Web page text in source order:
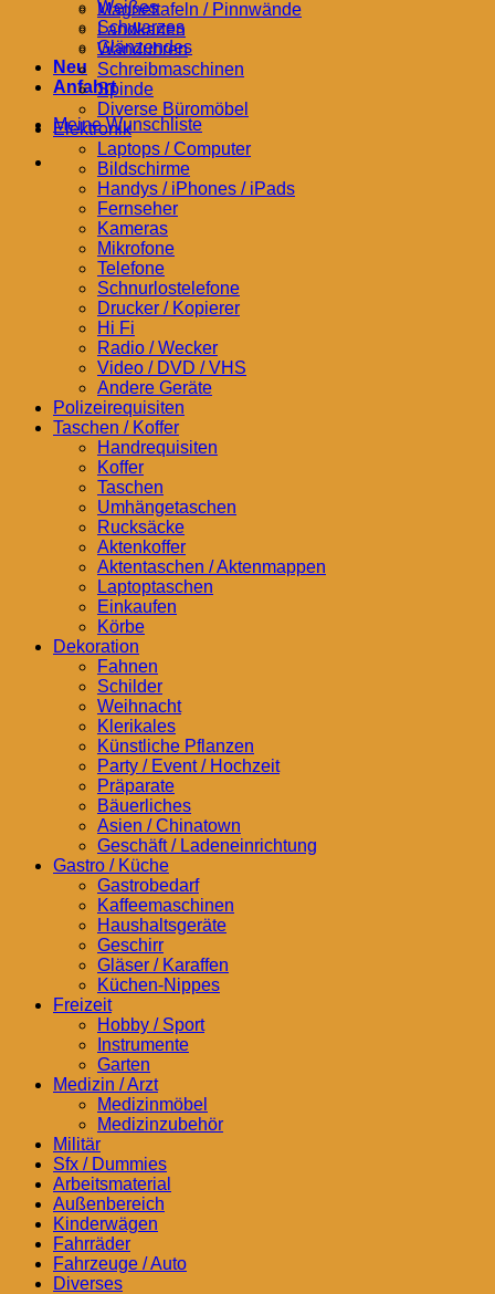
Weißes
Schwarzes
Glänzendes
Neu
Anfahrt
Meine Wunschliste
Magnettafeln / Pinnwände
Landkarten
Wanduhren
Schreibmaschinen
Spinde
Diverse Büromöbel
Elektronik
Laptops / Computer
Bildschirme
Handys / iPhones / iPads
Fernseher
Kameras
Mikrofone
Telefone
Schnurlostelefone
Drucker / Kopierer
Hi Fi
Radio / Wecker
Video / DVD / VHS
Andere Geräte
Polizeirequisiten
Taschen / Koffer
Handrequisiten
Koffer
Taschen
Umhängetaschen
Rucksäcke
Aktenkoffer
Aktentaschen / Aktenmappen
Laptoptaschen
Einkaufen
Körbe
Dekoration
Fahnen
Schilder
Weihnacht
Klerikales
Künstliche Pflanzen
Party / Event / Hochzeit
Präparate
Bäuerliches
Asien / Chinatown
Geschäft / Ladeneinrichtung
Gastro / Küche
Gastrobedarf
Kaffeemaschinen
Haushaltsgeräte
Geschirr
Gläser / Karaffen
Küchen-Nippes
Freizeit
Hobby / Sport
Instrumente
Garten
Medizin / Arzt
Medizinmöbel
Medizinzubehör
Militär
Sfx / Dummies
Arbeitsmaterial
Außenbereich
Kinderwägen
Fahrräder
Fahrzeuge / Auto
Diverses